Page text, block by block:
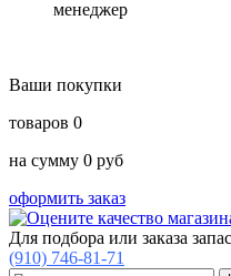
менеджер
Ваши покупки
товаров 0
на сумму 0 руб
оформить заказ
Для подбора или заказа
(910) 746-81-71